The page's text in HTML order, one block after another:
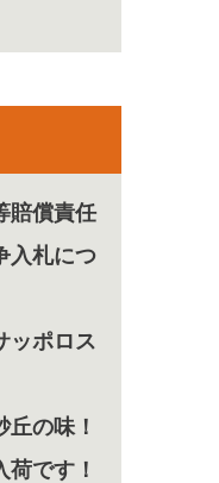
賠償責任
入札につ
ッポロス
丘の味！
荷です！